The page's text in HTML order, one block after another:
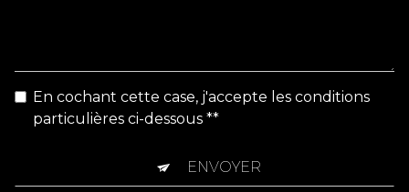
En cochant cette case, j'accepte les conditions
particulières ci-dessous **
ENVOYER